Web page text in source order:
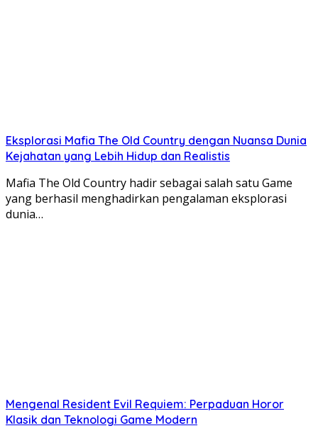
Eksplorasi Mafia The Old Country dengan Nuansa Dunia
Kejahatan yang Lebih Hidup dan Realistis
Mafia The Old Country hadir sebagai salah satu Game
yang berhasil menghadirkan pengalaman eksplorasi
dunia…
Mengenal Resident Evil Requiem: Perpaduan Horor
Klasik dan Teknologi Game Modern